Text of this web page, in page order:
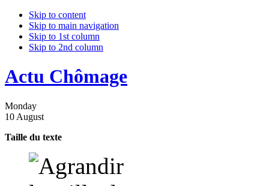
Skip to content
Skip to main navigation
Skip to 1st column
Skip to 2nd column
Actu Chômage
Monday
10 August
Taille du texte